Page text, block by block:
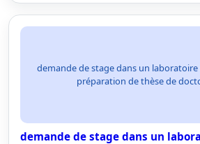
demande de stage dans un
préparation de thèse de
demande de stage dans un